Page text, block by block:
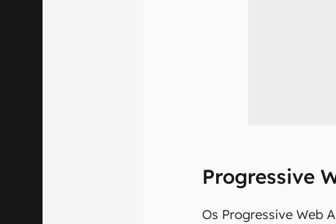
Progressive
Os Progressive Web